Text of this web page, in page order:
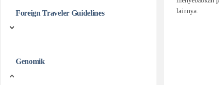
Foreign Traveler Guidelines
Genomik
lainnya.